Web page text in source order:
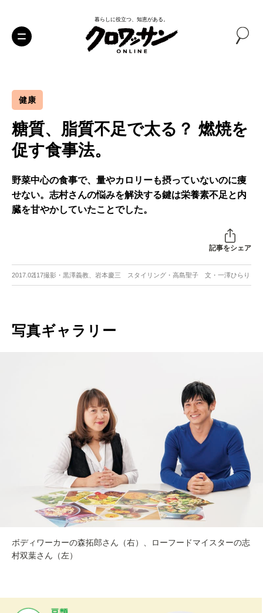
暮らしに役立つ、知恵がある。
健康
糖質、脂質不足で太る？ 燃焼を
促す食事法。
野菜中心の食事で、量やカロリーも摂っていないのに痩
せない。志村さんの悩みを解決する鍵は栄養素不足と内
臓を甘やかしていたことでした。
記事をシェア
2017.02.17撮影・黒澤義教、岩本慶三 スタイリング・高島聖子 文・一澤ひらり
写真ギャラリー
ボディワーカーの森拓郎さん（右）、ローフードマイスターの志
村双葉さん（左）